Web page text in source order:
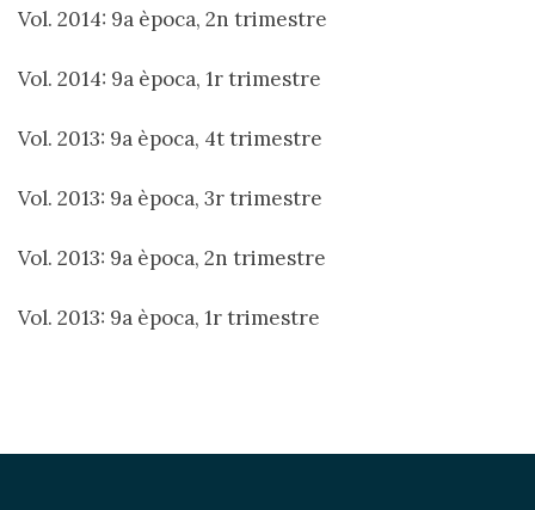
Vol. 2014: 9a època, 2n trimestre
Vol. 2014: 9a època, 1r trimestre
Vol. 2013: 9a època, 4t trimestre
Vol. 2013: 9a època, 3r trimestre
Vol. 2013: 9a època, 2n trimestre
Vol. 2013: 9a època, 1r trimestre